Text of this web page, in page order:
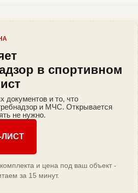
в спортивном
документов и то, что
и МЧС. Открывается
не нужно.
ЛИСТ
и цена под ваш объект -
за 15 минут.